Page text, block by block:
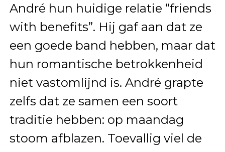
André hun huidige relatie “friends
with benefits”. Hij gaf aan dat ze
een goede band hebben, maar dat
hun romantische betrokkenheid
niet vastomlijnd is. André grapte
zelfs dat ze samen een soort
traditie hebben: op maandag
stoom afblazen. Toevallig viel de